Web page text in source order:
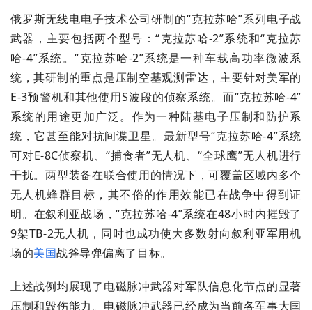
俄罗斯无线电电子技术公司研制的“克拉苏哈”系列电子战
武器，主要包括两个型号：“克拉苏哈-2”系统和“克拉苏
哈-4”系统。“克拉苏哈-2”系统是一种车载高功率微波系
统，其研制的重点是压制空基观测雷达，主要针对美军的
E-3预警机和其他使用S波段的侦察系统。而“克拉苏哈-4”
系统的用途更加广泛。作为一种陆基电子压制和防护系
统，它甚至能对抗间谍卫星。最新型号“克拉苏哈-4”系统
可对E-8C侦察机、“捕食者”无人机、“全球鹰”无人机进行
干扰。两型装备在联合使用的情况下，可覆盖区域内多个
无人机蜂群目标，其不俗的作用效能已在战争中得到证
明。在叙利亚战场，“克拉苏哈-4”系统在48小时内摧毁了
9架TB-2无人机，同时也成功使大多数射向叙利亚军用机
场的美国战斧导弹偏离了目标。
上述战例均展现了电磁脉冲武器对军队信息化节点的显著
压制和毁伤能力。电磁脉冲武器已经成为当前各军事大国